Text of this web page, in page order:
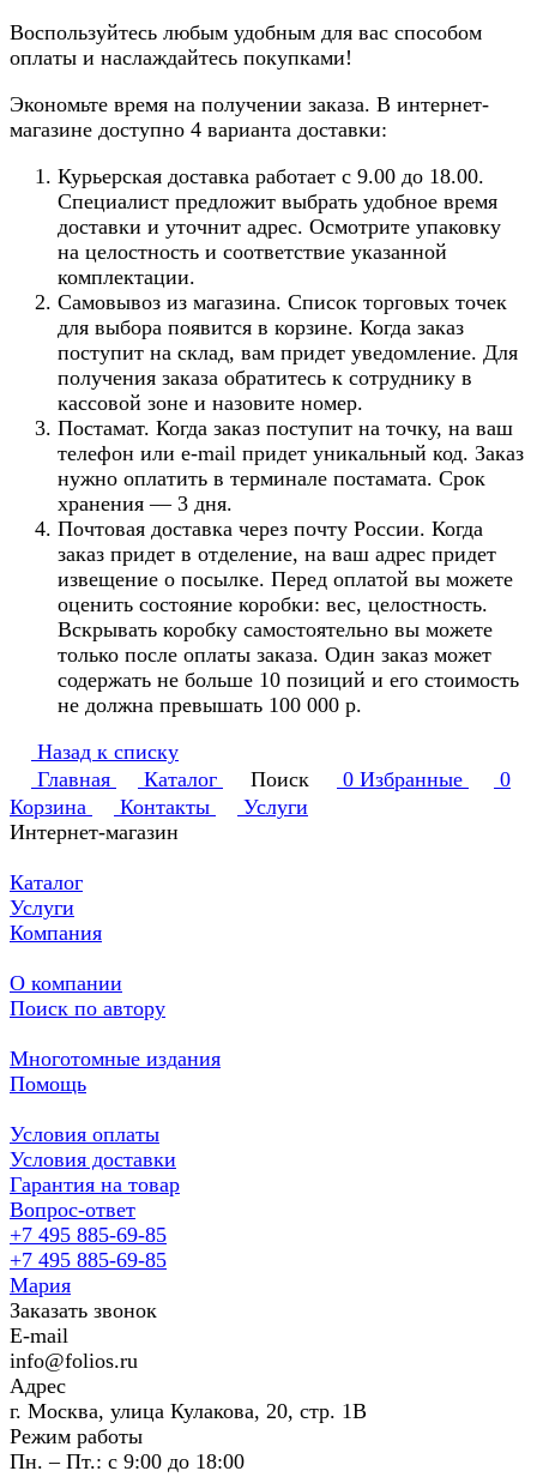
Воспользуйтесь любым удобным для вас способом
оплаты и наслаждайтесь покупками!
Экономьте время на получении заказа. В интернет-
магазине доступно 4 варианта доставки:
Курьерская доставка работает с 9.00 до 18.00.
Специалист предложит выбрать удобное время
доставки и уточнит адрес. Осмотрите упаковку
на целостность и соответствие указанной
комплектации.
Самовывоз из магазина. Список торговых точек
для выбора появится в корзине. Когда заказ
поступит на склад, вам придет уведомление. Для
получения заказа обратитесь к сотруднику в
кассовой зоне и назовите номер.
Постамат. Когда заказ поступит на точку, на ваш
телефон или e-mail придет уникальный код. Заказ
нужно оплатить в терминале постамата. Срок
хранения — 3 дня.
Почтовая доставка через почту России. Когда
заказ придет в отделение, на ваш адрес придет
извещение о посылке. Перед оплатой вы можете
оценить состояние коробки: вес, целостность.
Вскрывать коробку самостоятельно вы можете
только после оплаты заказа. Один заказ может
содержать не больше 10 позиций и его стоимость
не должна превышать 100 000 р.
Назад к списку
Главная
Каталог Поиск 0 Избранные
0
Корзина
Контакты
Услуги
Интернет-магазин
Каталог
Услуги
Компания
О компании
Поиск по автору
Многотомные издания
Помощь
Условия оплаты
Условия доставки
Гарантия на товар
Вопрос-ответ
+7 495 885-69-85
+7 495 885-69-85
Мария
Заказать звонок
E-mail
info@folios.ru
Адрес
г. Москва, улица Кулакова, 20, стр. 1В
Режим работы
Пн. – Пт.: с 9:00 до 18:00